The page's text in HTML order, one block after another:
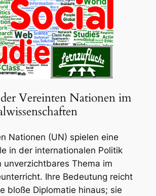
Vereinten Nationen im
Nationen (UN) spielen eine
in der internationalen Politik
unverzichtbares Thema im
Ihre Bedeutung reicht
bloße Diplomatie hinaus; sie